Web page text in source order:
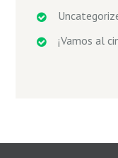
¡Vamos al